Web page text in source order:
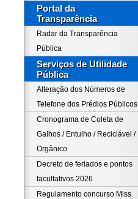
Portal da
Transparência
Radar da Transparência
Pública
Serviços de Utilidade
Pública
Alteração dos Números de
Telefone dos Prédios Públicos
Cronograma de Coleta de
Galhos / Entulho / Reciclável /
Orgânico
Decreto de feriados e pontos
facultativos 2026
Regulamento concurso Miss